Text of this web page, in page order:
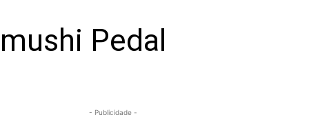
Pedal
- Publicidade -